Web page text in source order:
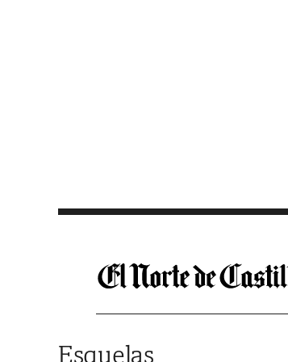
Esquelas